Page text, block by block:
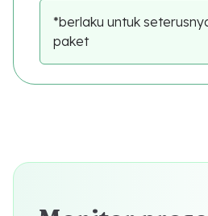
*berlaku untuk
paket